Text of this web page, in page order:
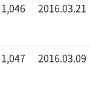
1,046 2016.03.21
1,047 2016.03.09